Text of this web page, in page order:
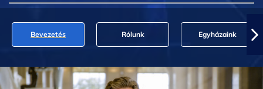
Bevezetés Rólunk Egyházaink